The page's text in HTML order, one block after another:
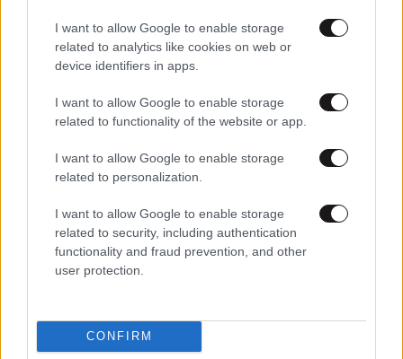
I want to allow Google to enable storage
related to analytics like cookies on web or
device identifiers in apps.
I want to allow Google to enable storage
related to functionality of the website or app.
I want to allow Google to enable storage
related to personalization.
I want to allow Google to enable storage
related to security, including authentication
functionality and fraud prevention, and other
user protection.
CONFIRM
TRENDING